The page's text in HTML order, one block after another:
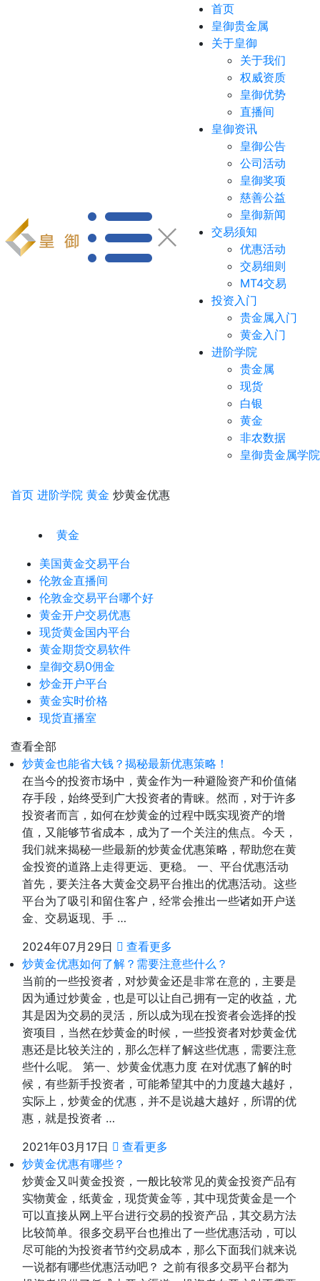
首页
皇御贵金属
关于皇御
关于我们
权威资质
皇御优势
直播间
皇御资讯
皇御公告
公司活动
皇御奖项
慈善公益
皇御新闻
交易须知
优惠活动
交易细则
MT4交易
投资入门
贵金属入门
黄金入门
进阶学院
贵金属
现货
白银
黄金
非农数据
皇御贵金属学院
首页 进阶学院 黄金 炒黄金优惠
黄金
美国黄金交易平台
伦敦金直播间
伦敦金交易平台哪个好
黄金开户交易优惠
现货黄金国内平台
黄金期货交易软件
皇御交易0佣金
炒金开户平台
黄金实时价格
现货直播室
查看全部
炒黄金也能省大钱？揭秘最新优惠策略！
在当今的投资市场中，黄金作为一种避险资产和价值储
存手段，始终受到广大投资者的青睐。然而，对于许多
投资者而言，如何在炒黄金的过程中既实现资产的增
值，又能够节省成本，成为了一个关注的焦点。今天，
我们就来揭秘一些最新的炒黄金优惠策略，帮助您在黄
金投资的道路上走得更远、更稳。 一、平台优惠活动
首先，要关注各大黄金交易平台推出的优惠活动。这些
平台为了吸引和留住客户，经常会推出一些诸如开户送
金、交易返现、手 …
2024年07月29日
查看更多
炒黄金优惠如何了解？需要注意些什么？
当前的一些投资者，对炒黄金还是非常在意的，主要是
因为通过炒黄金，也是可以让自己拥有一定的收益，尤
其是因为交易的灵活，所以成为现在投资者会选择的投
资项目，当然在炒黄金的时候，一些投资者对炒黄金优
惠还是比较关注的，那么怎样了解这些优惠，需要注意
些什么呢。 第一、炒黄金优惠力度 在对优惠了解的时
候，有些新手投资者，可能希望其中的力度越大越好，
实际上，炒黄金的优惠，并不是说越大越好，所谓的优
惠，就是投资者 …
2021年03月17日
查看更多
炒黄金优惠有哪些？
炒黄金又叫黄金投资，一般比较常见的黄金投资产品有
实物黄金，纸黄金，现货黄金等，其中现货黄金是一个
可以直接从网上平台进行交易的投资产品，其交易方法
比较简单。很多交易平台也推出了一些优惠活动，可以
尽可能的为投资者节约交易成本，那么下面我们就来说
一说都有哪些优惠活动吧？ 之前有很多交易平台都为